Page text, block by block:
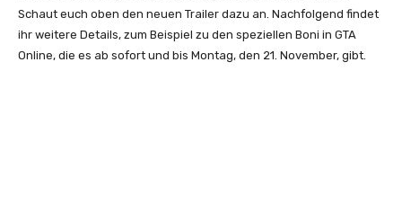
Schaut euch oben den neuen Trailer dazu an. Nachfolgend findet
ihr weitere Details, zum Beispiel zu den speziellen Boni in GTA
Online, die es ab sofort und bis Montag, den 21. November, gibt.